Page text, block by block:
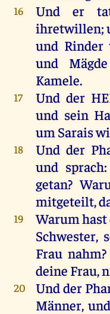
16 Und er
ihretwillen;
und Rinder
und
Mägde
Kamele.
17 Und der
und sein
um Sarais
18 Und der
und sprach
getan?
mitgeteilt,
19 Warumhast
Schwester,
Frau nahm
deine Frau,
20 Undder
Männer, und